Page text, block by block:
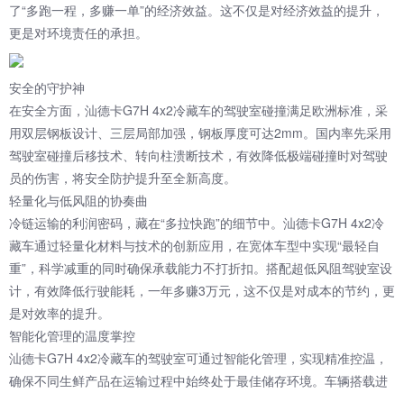
了“多跑一程，多赚一单”的经济效益。这不仅是对经济效益的提升，
更是对环境责任的承担。
安全的守护神
在安全方面，汕德卡G7H 4x2冷藏车的驾驶室碰撞满足欧洲标准，采
用双层钢板设计、三层局部加强，钢板厚度可达2mm。国内率先采用
驾驶室碰撞后移技术、转向柱溃断技术，有效降低极端碰撞时对驾驶
员的伤害，将安全防护提升至全新高度。
轻量化与低风阻的协奏曲
冷链运输的利润密码，藏在“多拉快跑”的细节中。汕德卡G7H 4x2冷
藏车通过轻量化材料与技术的创新应用，在宽体车型中实现“最轻自
重”，科学减重的同时确保承载能力不打折扣。搭配超低风阻驾驶室设
计，有效降低行驶能耗，一年多赚3万元，这不仅是对成本的节约，更
是对效率的提升。
智能化管理的温度掌控
汕德卡G7H 4x2冷藏车的驾驶室可通过智能化管理，实现精准控温，
确保不同生鲜产品在运输过程中始终处于最佳储存环境。车辆搭载进